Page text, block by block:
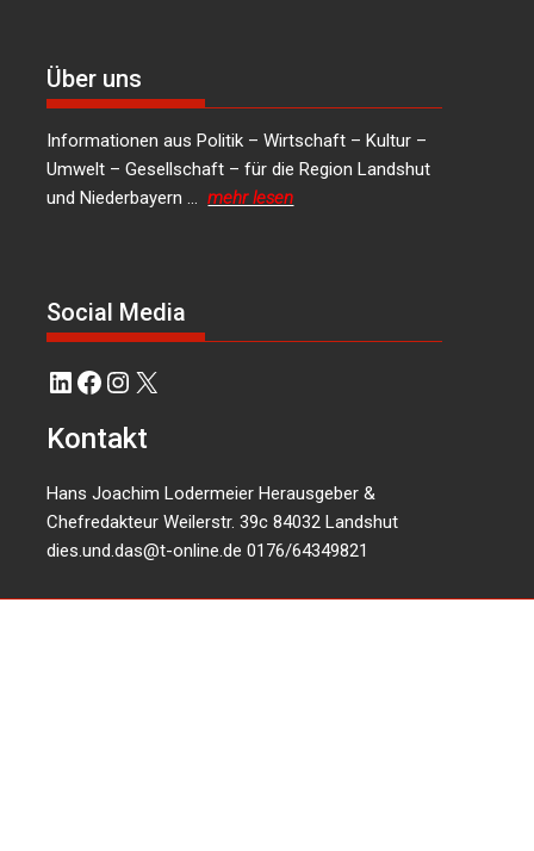
Über uns
Informationen aus Politik – Wirtschaft – Kultur –
Umwelt – Gesellschaft – für die Region Landshut
und Niederbayern …mehr lesen
Social Media
LinkedIn
Facebook
Instagram
X
Kontakt
Hans Joachim Lodermeier Herausgeber &
Chefredakteur Weilerstr. 39c 84032 Landshut
dies.und.das@t-online.de 0176/64349821